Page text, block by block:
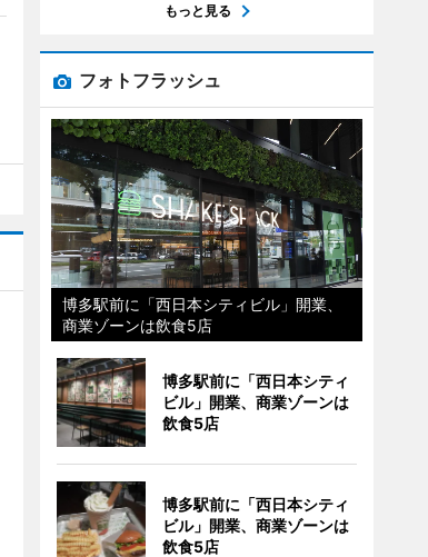
もっと見る
フォトフラッシュ
博多駅前に「西日本シティビル」開業、
商業ゾーンは飲食5店
博多駅前に「西日本シティ
ビル」開業、商業ゾーンは
飲食5店
博多駅前に「西日本シティ
ビル」開業、商業ゾーンは
飲食5店